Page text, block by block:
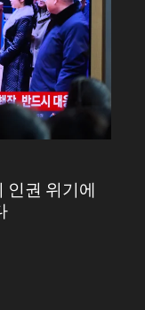
인권 위기에